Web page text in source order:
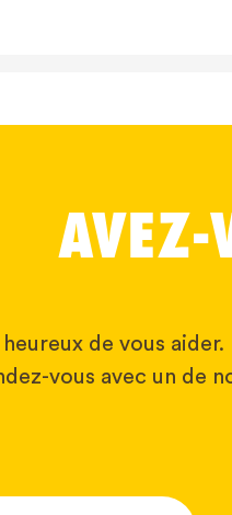
AVEZ-
de vous aider.
vous avec un de